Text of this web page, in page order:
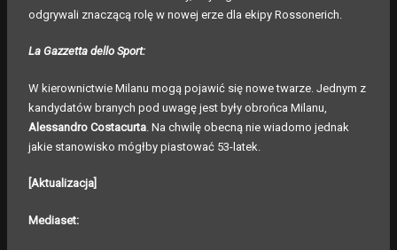
odgrywali znaczącą rolę w nowej erze dla ekipy Rossonerich.
La Gazzetta dello Sport:
W kierownictwie Milanu mogą pojawić się nowe twarze. Jednym z
kandydatów branych pod uwagę jest były obrońca Milanu,
Alessandro Costacurta . Na chwilę obecną nie wiadomo jednak
jakie stanowisko mógłby piastować 53-latek.
[Aktualizacja]
Mediaset: